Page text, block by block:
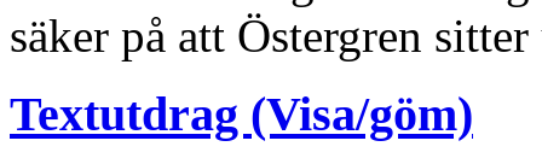
säker på att Östergren
Textutdrag (Visa/göm)